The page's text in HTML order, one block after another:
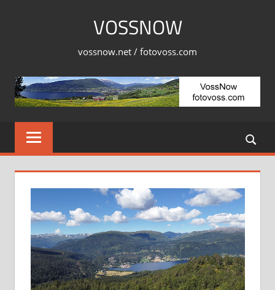
VOSSNOW
vossnow.net / fotovoss.com